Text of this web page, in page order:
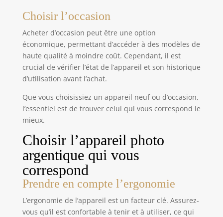
Choisir l’occasion
Acheter d’occasion peut être une option
économique, permettant d’accéder à des modèles de
haute qualité à moindre coût. Cependant, il est
crucial de vérifier l’état de l’appareil et son historique
d’utilisation avant l’achat.
Que vous choisissiez un appareil neuf ou d’occasion,
l’essentiel est de trouver celui qui vous correspond le
mieux.
Choisir l’appareil photo
argentique qui vous
correspond
Prendre en compte l’ergonomie
L’ergonomie de l’appareil est un facteur clé. Assurez-
vous qu’il est confortable à tenir et à utiliser, ce qui